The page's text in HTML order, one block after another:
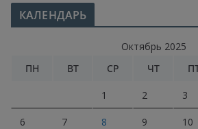
КАЛЕНДАРЬ
Октябрь 2025
ПН
ВТ СР ЧТ
1 2 3
6 7 8 9 10